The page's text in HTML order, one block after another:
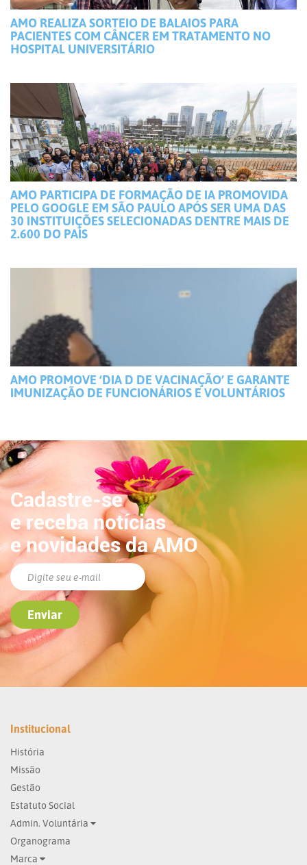
AMO REALIZA SORTEIO DE BALAIOS PARA
PACIENTES COM CÂNCER EM TRATAMENTO NO
HOSPITAL UNIVERSITÁRIO
AMO PARTICIPA DE FORMAÇÃO DE IA PROMOVIDA
PELO GOOGLE EM SÃO PAULO APÓS SER UMA DAS
30 INSTITUIÇÕES SELECIONADAS DENTRE MAIS DE
2.600 DO PAÍS
AMO PROMOVE ‘DIA D DE VACINAÇÃO’ E GARANTE
IMUNIZAÇÃO DE FUNCIONÁRIOS E VOLUNTÁRIOS
Cadastre-se
e receba notícias
e novidades da AMO
Institucional
História
Missão
Gestão
Estatuto Social
Admin. Voluntária
Organograma
Marca